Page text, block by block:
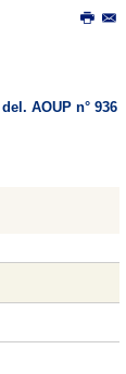
AOUP n° 936